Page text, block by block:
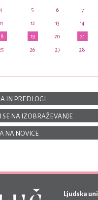
4 5 6 7
12 13 14
19 20 21
26 27 28
IN PREDLOGI
SE NA IZOBRAŽEVANJE
NA NOVICE
Ljudska